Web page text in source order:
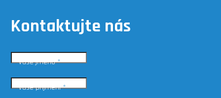
Kontaktujte nás
Vaše jméno*
Vaše příjmení*